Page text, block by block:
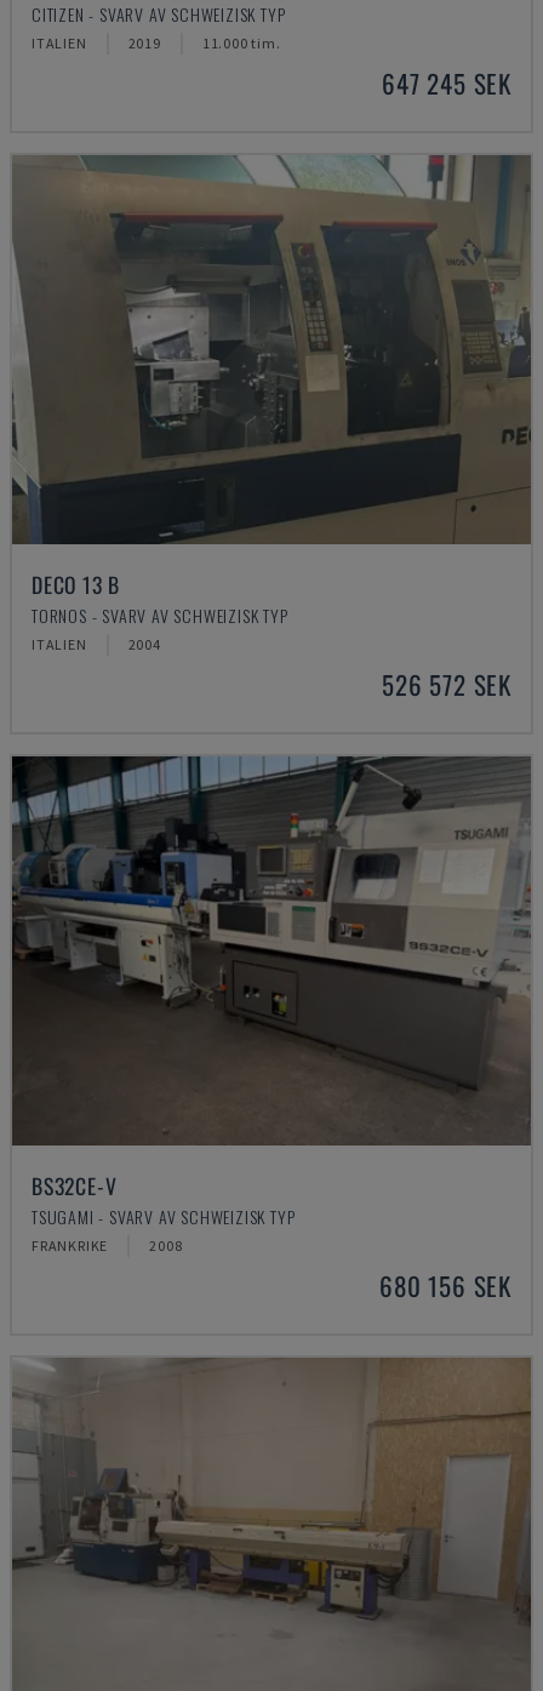
CITIZEN - SVARV AV SCHWEIZISK TYP
ITALIEN 2019 11.000 tim.
647 245 SEK
DECO 13 B
TORNOS - SVARV AV SCHWEIZISK TYP
ITALIEN 2004
526 572 SEK
BS32CE-V
TSUGAMI - SVARV AV SCHWEIZISK TYP
FRANKRIKE 2008
680 156 SEK